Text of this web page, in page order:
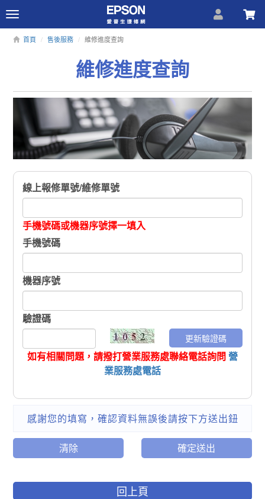
Toggle
navigation
首頁 售後服務 維修進度查詢
維修進度查詢
線上報修單號/維修單號
手機號碼或機器序號擇一填入
手機號碼
機器序號
驗證碼
更新驗證碼
如有相關問題，請撥打營業服務處聯絡電話詢問營
業服務處電話
感謝您的填寫，確認資料無誤後請按下方送出鈕
清除 確定送出
回上頁